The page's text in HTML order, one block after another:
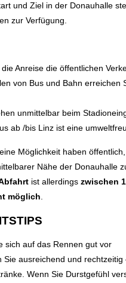
und Ziel in der Donauhalle
zur Verfügung.
Anreise die öffentlichen
von Bus und Bahn
unmittelbar beim
ab /bis Linz ist eine
Möglichkeit haben
Nähe der Donauhalle
ist allerdings zwischen
möglich
sich auf das Rennen gut vor
Sie ausreichend und
Wenn Sie Durstgefühl